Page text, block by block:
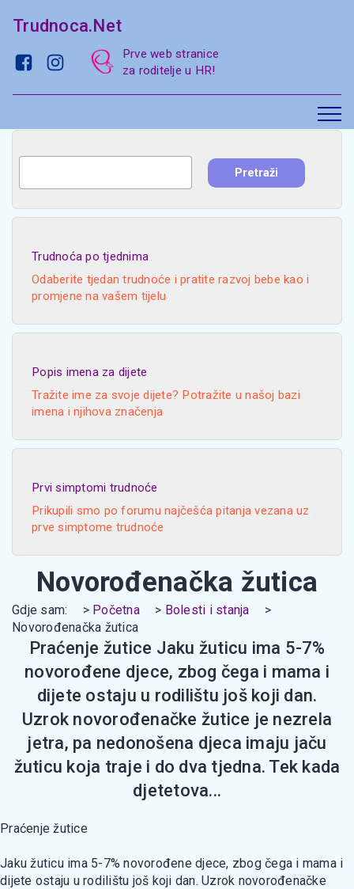
Trudnoca.Net
Prve web stranice
za roditelje u HR!
Trudnoća po tjednima
Odaberite tjedan trudnoće i pratite razvoj bebe kao i
promjene na vašem tijelu
Popis imena za dijete
Tražite ime za svoje dijete? Potražite u našoj bazi
imena i njihova značenja
Prvi simptomi trudnoće
Prikupili smo po forumu najčešća pitanja vezana uz
prve simptome trudnoće
Novorođenačka žutica
Gdje sam: Početna
Bolesti i stanja
Novorođenačka žutica
Praćenje žutice Jaku žuticu ima 5-7%
novorođene djece, zbog čega i mama i
dijete ostaju u rodilištu još koji dan.
Uzrok novorođenačke žutice je nezrela
jetra, pa nedonošena djeca imaju jaču
žuticu koja traje i do dva tjedna. Tek kada
djetetova...
Praćenje žutice
Jaku žuticu ima 5-7% novorođene djece, zbog čega i mama i
dijete ostaju u rodilištu još koji dan. Uzrok novorođenačke